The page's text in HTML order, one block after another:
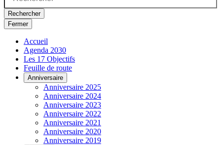
Rechercher
Fermer
Accueil
Agenda 2030
Les 17 Objectifs
Feuille de route
Anniversaire
Anniversaire 2025
Anniversaire 2024
Anniversaire 2023
Anniversaire 2022
Anniversaire 2021
Anniversaire 2020
Anniversaire 2019